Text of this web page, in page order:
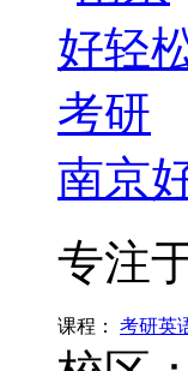
南京
专注
课程： 考研英